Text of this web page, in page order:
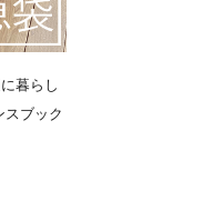
暮らし
スブック